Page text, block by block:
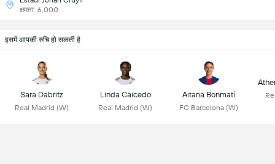
क्षमता: 6,000
इसमें आपकी रुचि हो सकती है
Sara Dabritz
Real Madrid (W)
Linda Caicedo
Real Madrid (W)
Aitana Bonmatí
FC Barcelona (W)